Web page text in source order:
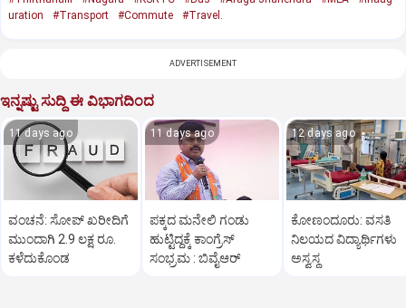
uration
#Transport #Commute #Travel.
ADVERTISEMENT
ಇನ್ನಷ್ಟು ಸುದ್ದಿ ಈ ವಿಭಾಗದಿಂದ
11 days ago
ವಂಚನೆ: ಸೋಪ್‌ ಖರೀದಿಗೆ
ಮುಂದಾಗಿ 2.9 ಲಕ್ಷ ರೂ.
ಕಳೆದುಕೊಂಡ
11 days ago
ಪಕ್ಕದ ಮನೇಲಿ ಗಂಡು
ಹುಟ್ಟಿದ್ದಕ್ಕೆ ಕಾಂಗ್ರೆಸ್‌
ಸಂಭ್ರಮ : ಬಿವೈಆರ್
12 days ago
ಕೋಣಂದೂರು: ವಸತಿ
ನಿಲಯದ ವಿದ್ಯಾರ್ಥಿಗಳು
ಅಸ್ವಸ್ಥ